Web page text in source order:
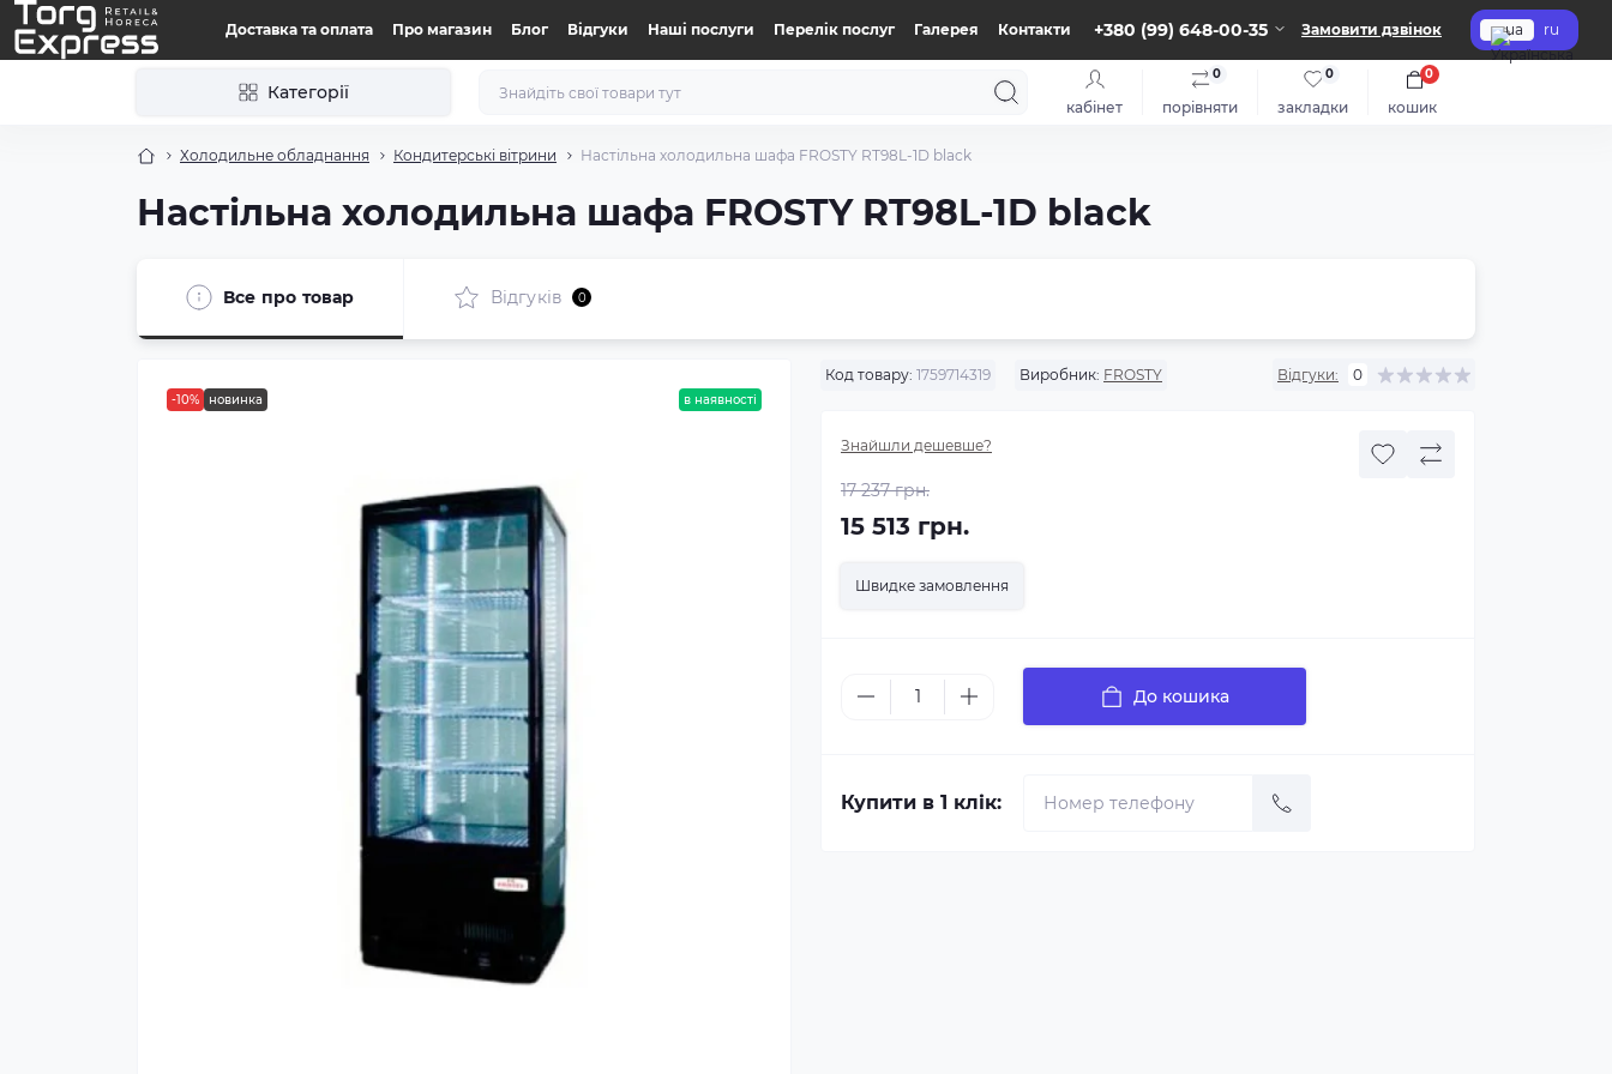
Доставка та оплата Про магазин Блог Відгуки Нашi послуги Перелік послуг Галерея Контакти +380 (99) 648-00-35 Замовити дзвінок ua ru
Категорії
кабінет порівняти
0
закладки
0
кошик
0
Холодильне обладнання Кондитерські вітрини Настільна холодильна шафа FROSTY RT98L-1D black
Настільна холодильна шафа FROSTY RT98L-1D black
Все про товар Відгуків 0
-10% новинка в наявності
Код товару: 1759714319 Виробник: FROSTY Відгуки: 0
Знайшли дешевше?
17 237 грн.
15 513 грн.
Швидке замовлення
До кошика
Купити в 1 клік: